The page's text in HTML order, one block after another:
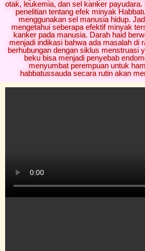
otak, leukemia, dan sel kanker
penelitian tentang efek minyak
menggunakan sel manusia hidup.
mengetahui seberapa efektif minyak
kanker pada manusia. Darah haid
menjadi indikasi bahwa ada masalah di
berhubungan dengan siklus menstruasi
beku bisa menjadi penyebab
menyumbat perempuan untuk
habbatussauda secara rutin akan